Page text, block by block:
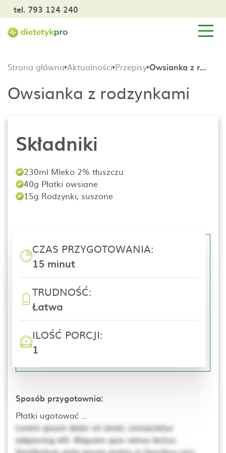
tel. 793 124 240
Strona główna Aktualności Przepisy Owsianka z rodzynkami
Owsianka z rodzynkami
Składniki
230ml Mleko 2% tłuszczu
40g Płatki owsiane
15g Rodzynki, suszone
CZAS PRZYGOTOWANIA:
15 minut
TRUDNOŚĆ:
Łatwa
ILOŚĆ PORCJI:
1
Sposób przygotownia:
Płatki ugotować ...
Lorem ipsum dolor sit amet, consectetur
adipiscing elit. Aliquam quis varius lectus.